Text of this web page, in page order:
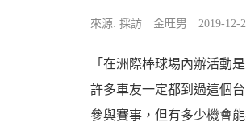
來源: 採訪 金旺男 2019-12-
「在洲際棒球場內辦活動
許多車友一定都到過這個
參與賽事，但有多少機會